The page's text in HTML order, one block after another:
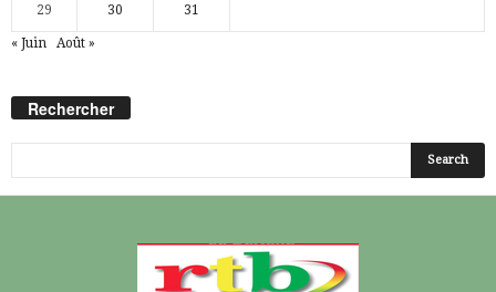
29 30 31
« Juin Août »
Rechercher